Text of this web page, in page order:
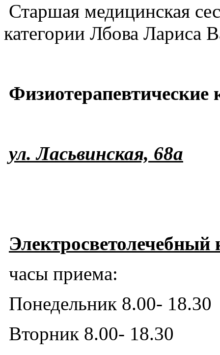
Старшая медицинская
категории Лбова Лариса
Физиотерапевтические
ул. Ласьвинская, 68а
часы приема:
Понедельник 8.00- 18.30
Вторник 8.00- 18.30